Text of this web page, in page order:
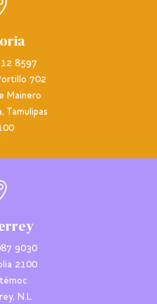
8597
702
Mainero
Tamulipas
9030
2100
N.L.